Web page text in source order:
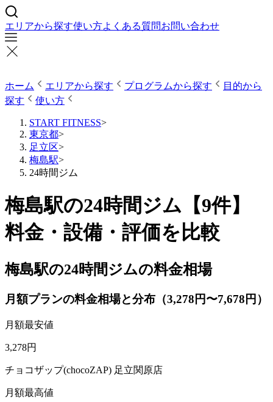
エリアから探す使い方よくある質問お問い合わせ
ホーム エリアから探す プログラムから探す
目的から
探す
使い方
START FITNESS>
東京都>
足立区>
梅島駅>
24時間ジム
梅島駅の24時間ジム【9件】
料金・設備・評価を比較
梅島駅の24時間ジムの料金相場
月額プランの料金相場と分布（3,278円〜7,678円）
月額最安値
3,278円
チョコザップ(chocoZAP) 足立関原店
月額最高値